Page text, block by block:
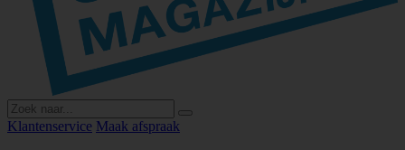
Klantenservice Maak afspraak